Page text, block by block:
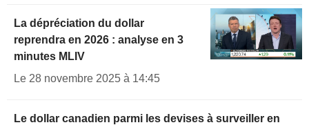
La dépréciation du dollar
reprendra en 2026 : analyse en 3
minutes MLIV
Le 28 novembre 2025 à 14:45
Le dollar canadien parmi les devises à surveiller en